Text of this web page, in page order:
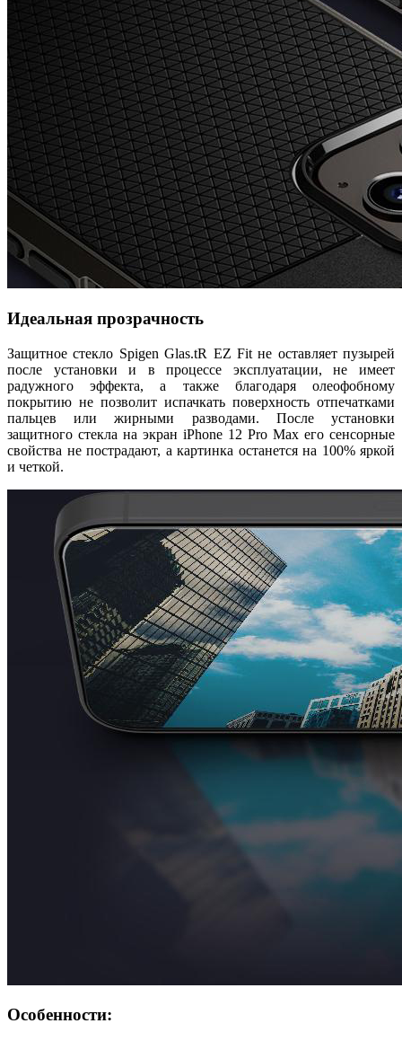
Идеальная прозрачность
Защитное стекло Spigen Glas.tR EZ Fit не оставляет пузырей
после установки и в процессе эксплуатации, не имеет
радужного эффекта, а также благодаря олеофобному
покрытию не позволит испачкать поверхность отпечатками
пальцев или жирными разводами. После установки
защитного стекла на экран iPhone 12 Pro Max его сенсорные
свойства не пострадают, а картинка останется на 100% яркой
и четкой.
Особенности: